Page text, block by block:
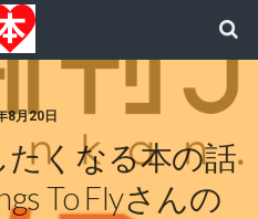
8月20日
くなる本の話
To Flyさんの